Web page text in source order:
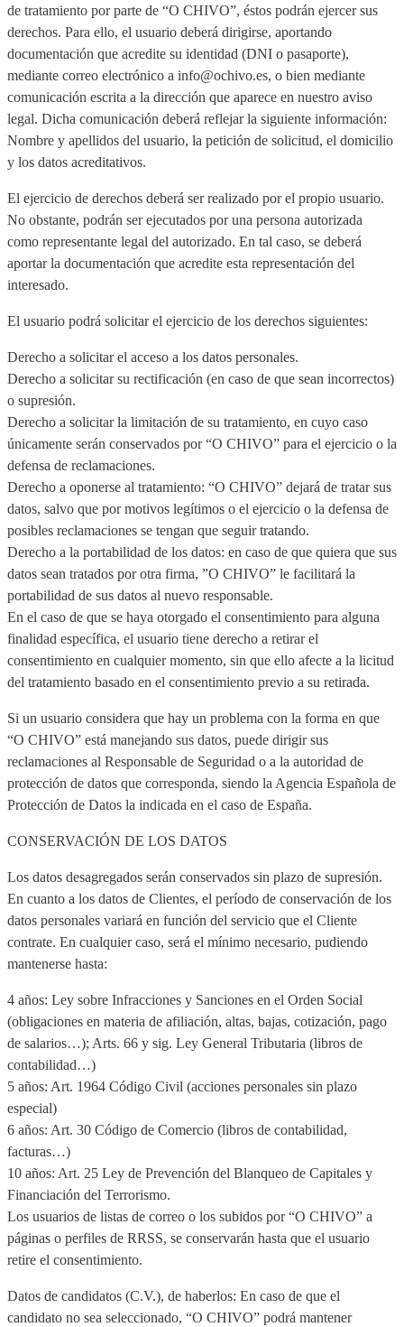
de tratamiento por parte de “O CHIVO”, éstos podrán ejercer sus
derechos. Para ello, el usuario deberá dirigirse, aportando
documentación que acredite su identidad (DNI o pasaporte),
mediante correo electrónico a info@ochivo.es, o bien mediante
comunicación escrita a la dirección que aparece en nuestro aviso
legal. Dicha comunicación deberá reflejar la siguiente información:
Nombre y apellidos del usuario, la petición de solicitud, el domicilio
y los datos acreditativos.
El ejercicio de derechos deberá ser realizado por el propio usuario.
No obstante, podrán ser ejecutados por una persona autorizada
como representante legal del autorizado. En tal caso, se deberá
aportar la documentación que acredite esta representación del
interesado.
El usuario podrá solicitar el ejercicio de los derechos siguientes:
Derecho a solicitar el acceso a los datos personales.
Derecho a solicitar su rectificación (en caso de que sean incorrectos)
o supresión.
Derecho a solicitar la limitación de su tratamiento, en cuyo caso
únicamente serán conservados por “O CHIVO” para el ejercicio o la
defensa de reclamaciones.
Derecho a oponerse al tratamiento: “O CHIVO” dejará de tratar sus
datos, salvo que por motivos legítimos o el ejercicio o la defensa de
posibles reclamaciones se tengan que seguir tratando.
Derecho a la portabilidad de los datos: en caso de que quiera que sus
datos sean tratados por otra firma, ”O CHIVO” le facilitará la
portabilidad de sus datos al nuevo responsable.
En el caso de que se haya otorgado el consentimiento para alguna
finalidad específica, el usuario tiene derecho a retirar el
consentimiento en cualquier momento, sin que ello afecte a la licitud
del tratamiento basado en el consentimiento previo a su retirada.
Si un usuario considera que hay un problema con la forma en que
“O CHIVO” está manejando sus datos, puede dirigir sus
reclamaciones al Responsable de Seguridad o a la autoridad de
protección de datos que corresponda, siendo la Agencia Española de
Protección de Datos la indicada en el caso de España.
CONSERVACIÓN DE LOS DATOS
Los datos desagregados serán conservados sin plazo de supresión.
En cuanto a los datos de Clientes, el período de conservación de los
datos personales variará en función del servicio que el Cliente
contrate. En cualquier caso, será el mínimo necesario, pudiendo
mantenerse hasta:
4 años: Ley sobre Infracciones y Sanciones en el Orden Social
(obligaciones en materia de afiliación, altas, bajas, cotización, pago
de salarios…); Arts. 66 y sig. Ley General Tributaria (libros de
contabilidad…)
5 años: Art. 1964 Código Civil (acciones personales sin plazo
especial)
6 años: Art. 30 Código de Comercio (libros de contabilidad,
facturas…)
10 años: Art. 25 Ley de Prevención del Blanqueo de Capitales y
Financiación del Terrorismo.
Los usuarios de listas de correo o los subidos por “O CHIVO” a
páginas o perfiles de RRSS, se conservarán hasta que el usuario
retire el consentimiento.
Datos de candidatos (C.V.), de haberlos: En caso de que el
candidato no sea seleccionado, “O CHIVO” podrá mantener